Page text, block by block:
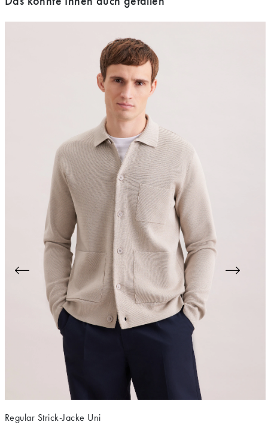
Regular Strick-Jacke Uni